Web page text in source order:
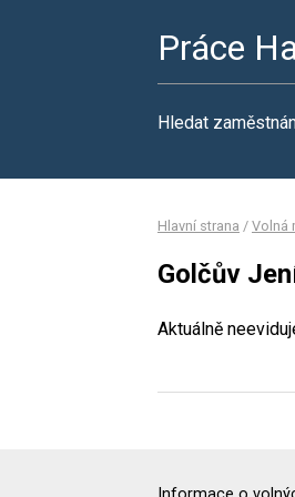
Práce
Hledat
Hlavní strana / Volná
Golčův
Aktuálně